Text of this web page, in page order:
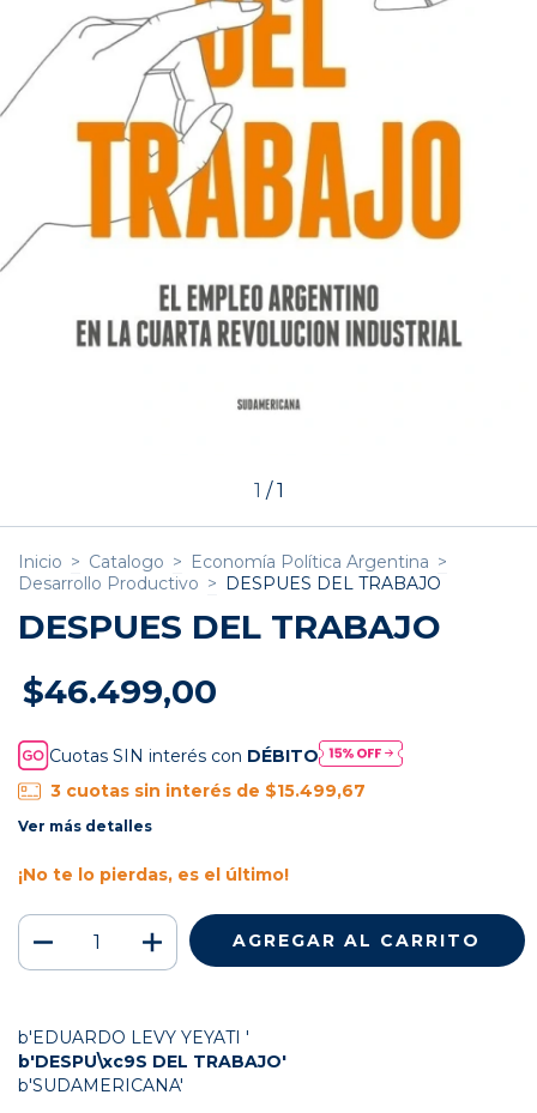
1 /1
Inicio > Catalogo > Economía Política Argentina >
Desarrollo Productivo > DESPUES DEL TRABAJO
DESPUES DEL TRABAJO
$46.499,00
Cuotas SIN interés con DÉBITO
3 cuotas sin interés de $15.499,67
Ver más detalles
¡No te lo pierdas, es el último!
b'EDUARDO LEVY YEYATI '
b'DESPU\xc9S DEL TRABAJO'
b'SUDAMERICANA'